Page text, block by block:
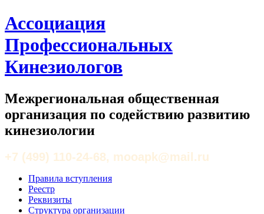
Ассоциация
Профессиональных
Кинезиологов
Межрегиональная общественная
организация по содействию развитию
кинезиологии
+7 (499) 110-24-68, mooapk@mail.ru
Правила вступления
Реестр
Реквизиты
Структура организации